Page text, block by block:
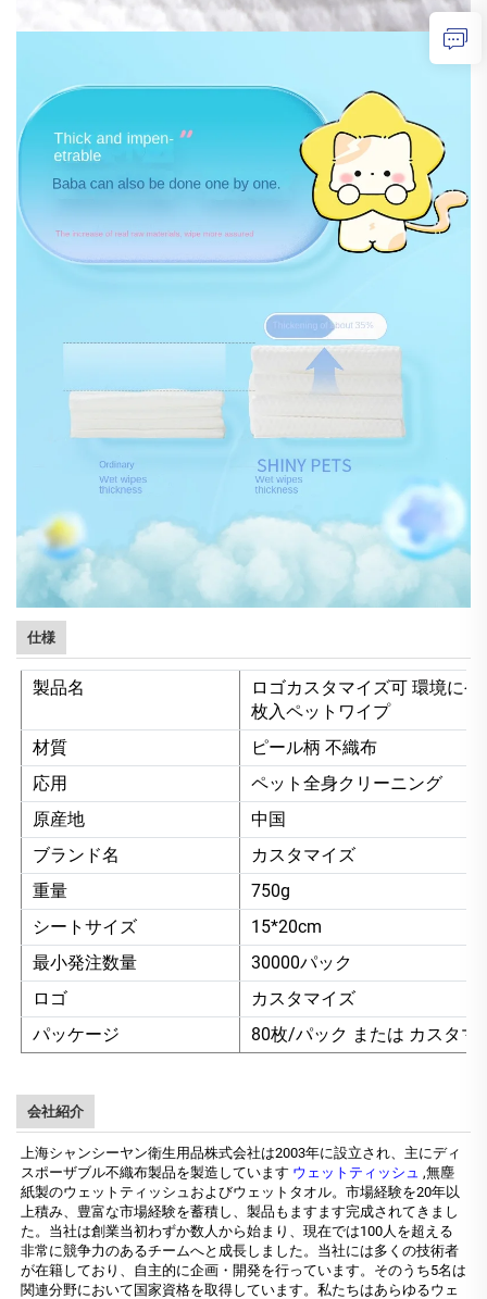
仕様
製品名
ロゴカスタマイズ可 環境に
枚入ペットワイプ
材質
ピール柄 不織布
応用
ペット全身クリーニング
原産地
中国
ブランド名
カスタマイズ
重量
750g
シートサイズ
15*20cm
最小発注数量
30000パック
ロゴ
カスタマイズ
パッケージ
80枚/パック または カスタマ
会社紹介
上海シャンシーヤン衛生用品株式会社は2003年に設立され、主にディ
スポーザブル不織布製品を製造しています ウェットティッシュ ,無塵
紙製のウェットティッシュおよびウェットタオル。市場経験を20年以
上積み、豊富な市場経験を蓄積し、製品もますます完成されてきまし
た。当社は創業当初わずか数人から始まり、現在では100人を超える
非常に競争力のあるチームへと成長しました。当社には多くの技術者
が在籍しており、自主的に企画・開発を行っています。そのうち5名は
関連分野において国家資格を取得しています。私たちはあらゆるウェ